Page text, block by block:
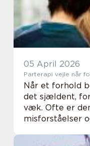
05 April 2026
Når et forhold
det sjældent,
væk. Ofte er
misforståelser
par venter